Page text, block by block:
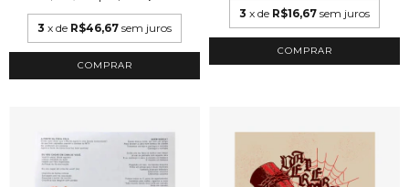
3 x de R$46,67 sem juros
3 x de R$16,67 sem juros